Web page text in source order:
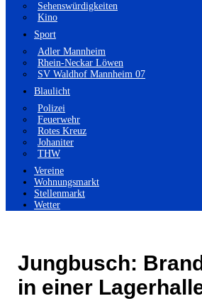
Sehenswürdigkeiten
Kino
Sport
Adler Mannheim
Rhein-Neckar Löwen
SV Waldhof Mannheim 07
Blaulicht
Polizei
Feuerwehr
Rotes Kreuz
Johaniter
THW
Vereine
Wohnungsmarkt
Stellenmarkt
Wetter
Jungbusch:
in einer